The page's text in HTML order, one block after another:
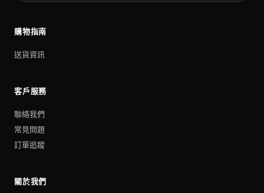
購物指南
送貨資訊
客戶服務
聯絡我們
常見問題
訂單追蹤
關於我們